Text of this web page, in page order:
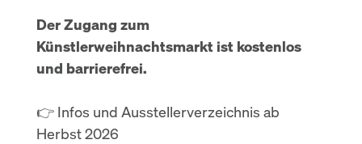
Der Zugang zum
Künstlerweihnachtsmarkt ist kostenlos
und barrierefrei.
👉 Infos und Ausstellerverzeichnis ab
Herbst 2026